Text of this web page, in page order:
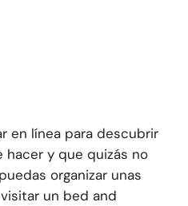
en línea para descubrir
hacer y que quizás no
organizar unas
un bed and